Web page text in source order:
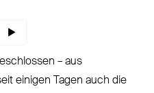
– aus
einigen Tagen auch die